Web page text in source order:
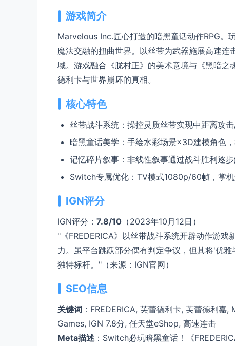
游戏简介
Marvelous Inc.匠心打造的暗黑童话动作RPG。
魔法交融的扭曲世界。以丝带为武器施展高速
域。游戏融合《胧村正》的美术意境与《黑暗
德利卡与世界崩坏的真相。
核心特色
丝带战斗系统：操控灵质丝带实现中距离攻
暗黑童话美学：手绘水彩场景×3D建模角色
记忆碎片叙事：非线性叙事通过战斗胜利逐
Switch专属优化：TV模式1080p/60帧，掌
IGN评分
IGN评分： 7.8/10 （2023年10月12日）
"《FREDERICA》以丝带战斗系统开辟动作游
力。虽平台跳跃部分偶有判定争议，但其将'优
独特标杆。"（来源：IGN官网）
SEO信息
关键词 ：FREDERICA, 芙蕾德利卡, 芙蕾德利
Games, IGN 7.8分, 任天堂eShop, 高速连击
Meta描述 ：Switch必玩暗黑童话！《